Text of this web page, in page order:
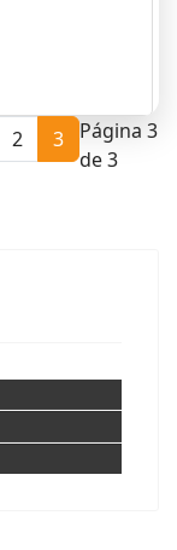
2 3
Página 3
de 3